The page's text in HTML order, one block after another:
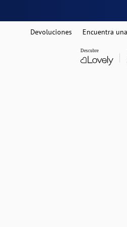
Devoluciones Encuentra